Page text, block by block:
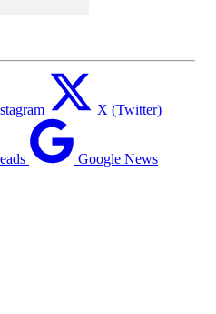
X (Twitter)
Google News